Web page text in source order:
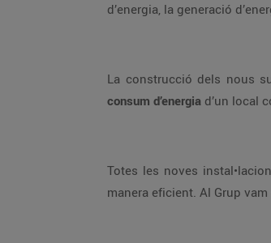
d’energia, la generació
La construcció dels nous
consum d’energia d’un local
Totes les noves
manera eficient. Al Grup